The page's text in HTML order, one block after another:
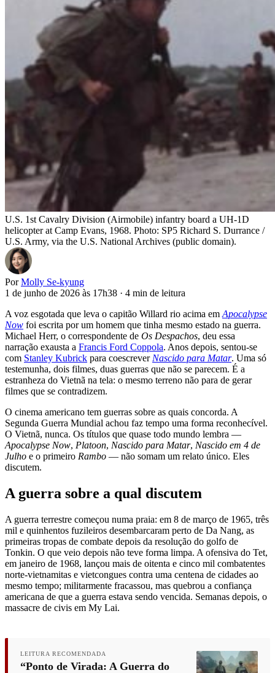
U.S. 1st Cavalry Division (Airmobile) infantry board a UH-1D
helicopter at Camp Evans, 1968. Photo: SP5 Richard S. Durrance /
U.S. Army, via the U.S. National Archives (public domain).
Por Molly Se-kyung
1 de junho de 2026 às 17h38 · 4 min de leitura
A voz esgotada que leva o capitão Willard rio acima em Apocalypse
Now foi escrita por um homem que tinha mesmo estado na guerra.
Michael Herr, o correspondente de Os Despachos, deu essa
narração exausta a Francis Ford Coppola. Anos depois, sentou-se
com Stanley Kubrick para coescrever Nascido para Matar. Uma só
testemunha, dois filmes, duas guerras que não se parecem. É a
estranheza do Vietnã na tela: o mesmo terreno não para de gerar
filmes que se contradizem.
O cinema americano tem guerras sobre as quais concorda. A
Segunda Guerra Mundial achou faz tempo uma forma reconhecível.
O Vietnã, nunca. Os títulos que quase todo mundo lembra —
Apocalypse Now, Platoon, Nascido para Matar, Nascido em 4 de
Julho e o primeiro Rambo — não somam um relato único. Eles
discutem.
A guerra sobre a qual discutem
A guerra terrestre começou numa praia: em 8 de março de 1965, três
mil e quinhentos fuzileiros desembarcaram perto de Da Nang, as
primeiras tropas de combate depois da resolução do golfo de
Tonkin. O que veio depois não teve forma limpa. A ofensiva do Tet,
em janeiro de 1968, lançou mais de oitenta e cinco mil combatentes
norte-vietnamitas e vietcongues contra uma centena de cidades ao
mesmo tempo; militarmente fracassou, mas quebrou a confiança
americana de que a guerra estava sendo vencida. Semanas depois, o
massacre de civis em My Lai.
LEITURA RECOMENDADA
“Ponto de Virada: A Guerra do